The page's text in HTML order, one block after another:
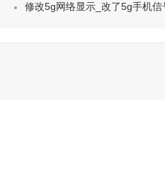
修改5g网络显示_改了5g手机信